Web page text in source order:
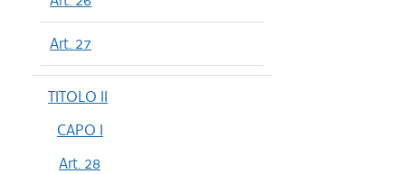
Art. 27
TITOLO II
CAPO I
Art. 28